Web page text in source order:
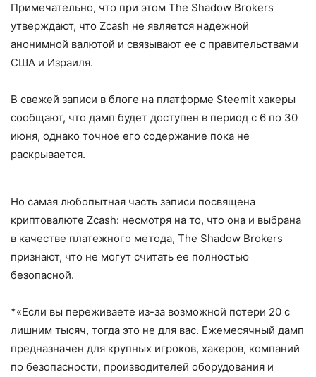
Примечательно, что при этом The Shadow Brokers
утверждают, что Zcash не является надежной
анонимной валютой и связывают ее с правительствами
США и Израиля.
В свежей записи в блоге на платформе Steemit хакеры
сообщают, что дамп будет доступен в период с 6 по 30
июня, однако точное его содержание пока не
раскрывается.
Но самая любопытная часть записи посвящена
криптовалюте Zcash: несмотря на то, что она и выбрана
в качестве платежного метода, The Shadow Brokers
признают, что не могут считать ее полностью
безопасной.
*«Если вы переживаете из-за возможной потери 20 с
лишним тысяч, тогда это не для вас. Ежемесячный дамп
предназначен для крупных игроков, хакеров, компаний
по безопасности, производителей оборудования и